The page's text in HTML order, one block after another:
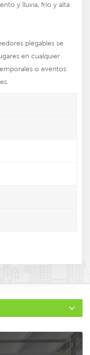
y lluvia, frío y alta
plegables se
en cualquier
o eventos